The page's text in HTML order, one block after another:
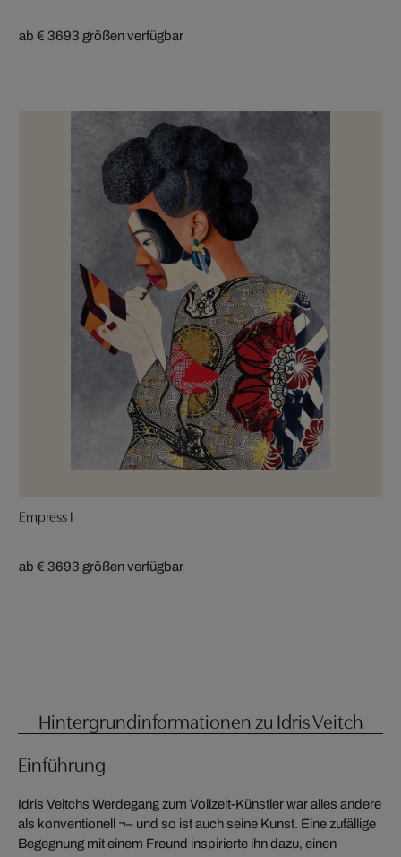
ab € 3693 größen verfügbar
Empress I
ab € 3693 größen verfügbar
Hintergrundinformationen zu Idris Veitch
Einführung
Idris Veitchs Werdegang zum Vollzeit-Künstler war alles andere
als konventionell ¬– und so ist auch seine Kunst. Eine zufällige
Begegnung mit einem Freund inspirierte ihn dazu, einen